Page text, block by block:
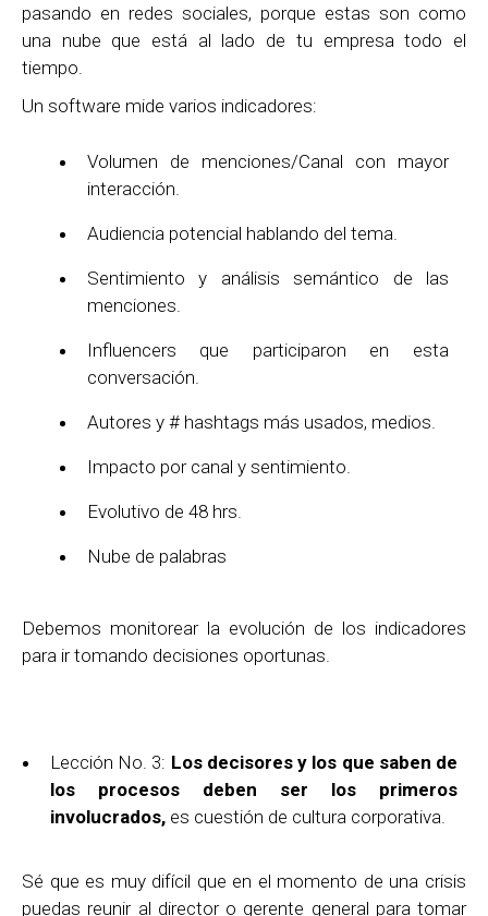
pasando en redes sociales, porque estas son como
una nube que está al lado de tu empresa todo el
tiempo.
Un software mide varios indicadores:
Volumen de menciones/Canal con mayor
interacción.
Audiencia potencial hablando del tema.
Sentimiento y análisis semántico de las
menciones.
Influencers que participaron en esta
conversación.
Autores y # hashtags más usados, medios.
Impacto por canal y sentimiento.
Evolutivo de 48 hrs.
Nube de palabras
Debemos monitorear la evolución de los indicadores
para ir tomando decisiones oportunas.
Lección No. 3: Los decisores y los que saben de
los procesos deben ser los primeros
involucrados, es cuestión de cultura corporativa.
Sé que es muy difícil que en el momento de una crisis
puedas reunir al director o gerente general para tomar